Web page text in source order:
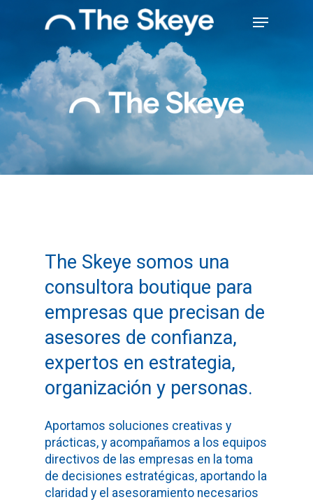
Menu
The Skeye somos una
consultora boutique para
empresas que precisan de
asesores de confianza,
expertos en estrategia,
organización y personas.
Aportamos soluciones creativas y
prácticas, y acompañamos a los equipos
directivos de las empresas en la toma
de decisiones estratégicas, aportando la
claridad y el asesoramiento necesarios